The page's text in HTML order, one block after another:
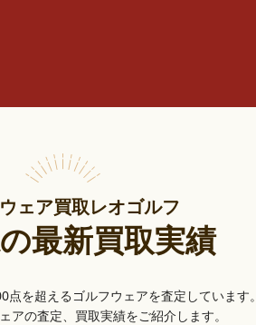
ェア買取レオゴルフ
最新買取実績
点を超えるゴルフウェアを査定しています。
アの査定、買取実績をご紹介します。